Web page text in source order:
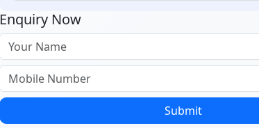
Enquiry Now
Submit